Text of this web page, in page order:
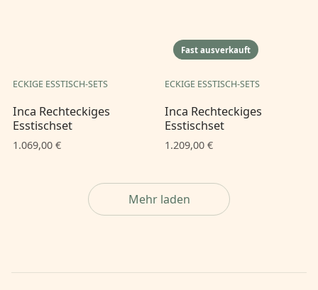
ECKIGE ESSTISCH-SETS
Inca Rechteckiges
Esstischset
1.069,00 €
Fast ausverkauft
ECKIGE ESSTISCH-SETS
Inca Rechteckiges
Esstischset
1.209,00 €
Mehr laden